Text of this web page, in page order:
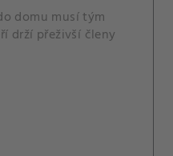
domu musí tým
drží přeživší členy